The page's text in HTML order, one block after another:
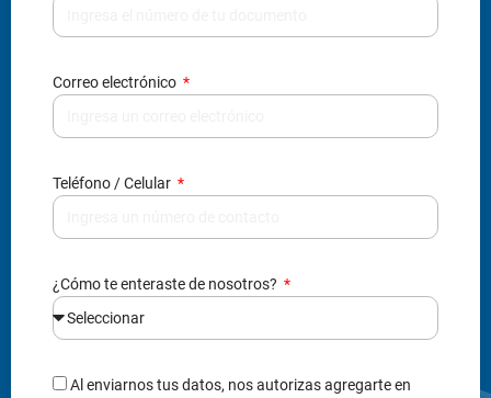
Correo electrónico
Teléfono / Celular
¿Cómo te enteraste de nosotros?
Al enviarnos tus datos, nos autorizas agregarte en